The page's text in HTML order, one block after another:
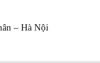
– Hà Nội